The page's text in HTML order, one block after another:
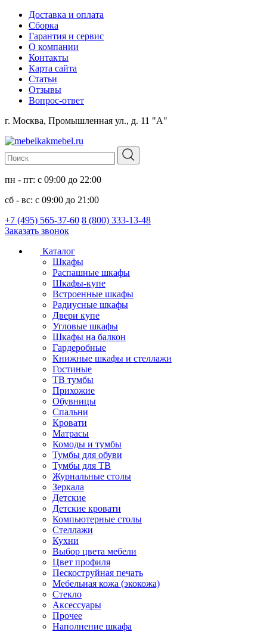
Доставка и оплата
Сборка
Гарантия и сервис
О компании
Контакты
Карта сайта
Статьи
Отзывы
Вопрос-ответ
г. Москва, Промышленная ул., д. 11 "А"
пн - пт: с 09:00 до 22:00
сб - вс: с 09:00 до 21:00
+7 (495) 565-37-60 8 (800) 333-13-48
Заказать звонок
Каталог
Шкафы
Распашные шкафы
Шкафы-купе
Встроенные шкафы
Радиусные шкафы
Двери купе
Угловые шкафы
Шкафы на балкон
Гардеробные
Книжные шкафы и стеллажи
Гостиные
ТВ тумбы
Прихожие
Обувницы
Спальни
Кровати
Матрасы
Комоды и тумбы
Тумбы для обуви
Тумбы для ТВ
Журнальные столы
Зеркала
Детские
Детские кровати
Компьютерные столы
Стеллажи
Кухни
Выбор цвета мебели
Цвет профиля
Пескоструйная печать
Мебельная кожа (экокожа)
Стекло
Аксессуары
Прочее
Наполнение шкафа